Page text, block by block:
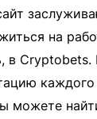
на
в
каждого
можете